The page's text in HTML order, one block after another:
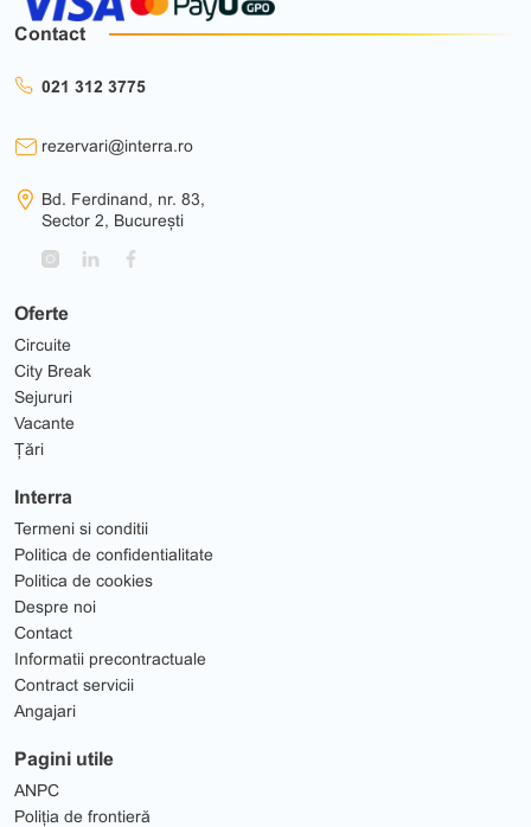
Oferte
Circuite
City Break
Sejururi
Vacante
Țări
Interra
Termeni si conditii
Politica de confidentialitate
Politica de cookies
Despre noi
Contact
Informatii precontractuale
Contract servicii
Angajari
Pagini utile
ANPC
Poliția de frontieră
Contact
021 312 3775
rezervari@interra.ro
Bd. Ferdinand, nr. 83,
Sector 2, București